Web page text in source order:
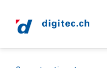
Navigation nach Kategorien